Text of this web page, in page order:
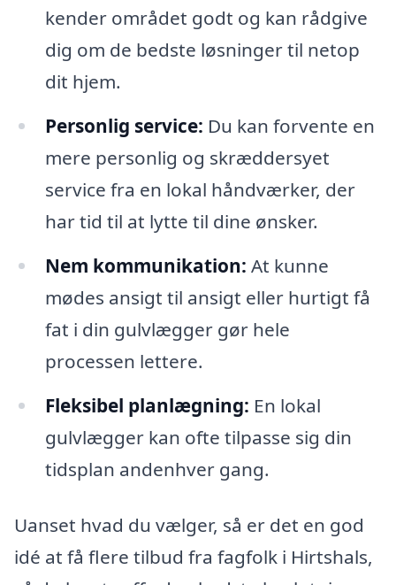
kender området godt og kan rådgive
dig om de bedste løsninger til netop
dit hjem.
Personlig service: Du kan forvente en
mere personlig og skræddersyet
service fra en lokal håndværker, der
har tid til at lytte til dine ønsker.
Nem kommunikation: At kunne
mødes ansigt til ansigt eller hurtigt få
fat i din gulvlægger gør hele
processen lettere.
Fleksibel planlægning: En lokal
gulvlægger kan ofte tilpasse sig din
tidsplan andenhver gang.
Uanset hvad du vælger, så er det en god
idé at få flere tilbud fra fagfolk i Hirtshals,